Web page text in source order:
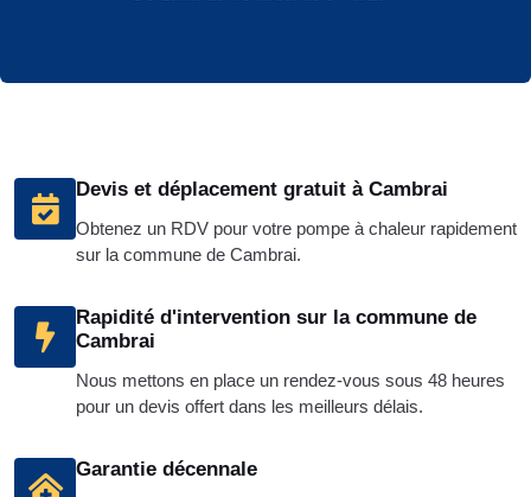
Devis et déplacement gratuit à Cambrai
Obtenez un RDV pour votre pompe à chaleur rapidement
sur la commune de Cambrai.
Rapidité d'intervention sur la commune de
Cambrai
Nous mettons en place un rendez-vous sous 48 heures
pour un devis offert dans les meilleurs délais.
Garantie décennale